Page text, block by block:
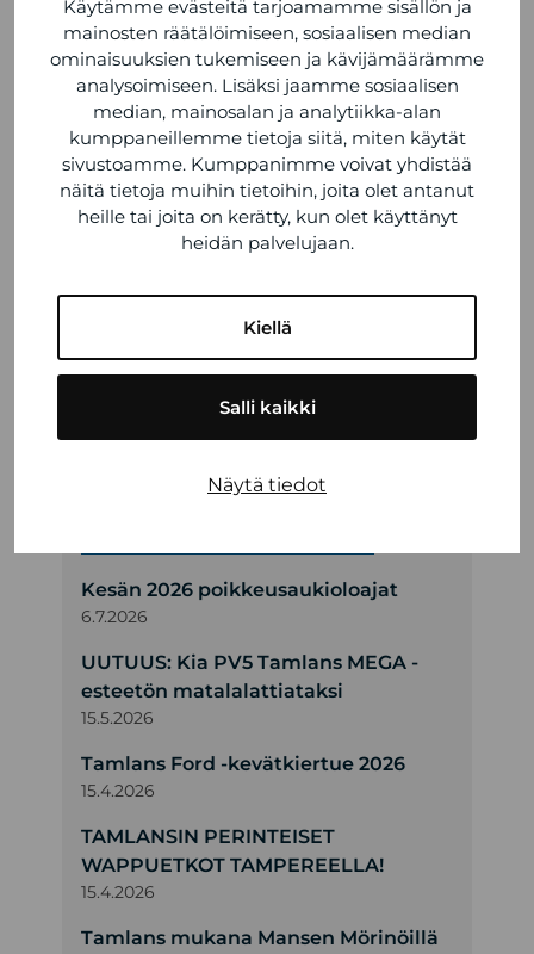
Käytämme evästeitä tarjoamamme sisällön ja
mainosten räätälöimiseen, sosiaalisen median
ominaisuuksien tukemiseen ja kävijämäärämme
analysoimiseen. Lisäksi jaamme sosiaalisen
median, mainosalan ja analytiikka-alan
kumppaneillemme tietoja siitä, miten käytät
sivustoamme. Kumppanimme voivat yhdistää
näitä tietoja muihin tietoihin, joita olet antanut
heille tai joita on kerätty, kun olet käyttänyt
heidän palvelujaan.
Kiellä
Salli kaikki
Näytä tiedot
Vantaa
Lisäksi koeajettavissa on muuta kalustoa,
mukaan lukien täyssähköinen Toyota bZ4X.
Päivän aikana järjestetään erilaisia
asiakastapahtumia, joissa kuullaan
varusteluratkaisuista ja päästään
edustajamme on mukana kaikissa
Kesän 2026 poikkeusaukioloajat
6.7.2026
UUTUUS: Kia PV5 Tamlans MEGA -
esteetön matalalattiataksi
15.5.2026
Tamlans Ford -kevätkiertue 2026
15.4.2026
TAMLANSIN PERINTEISET
WAPPUETKOT TAMPEREELLA!
15.4.2026
Tamlans mukana Mansen Mörinöillä